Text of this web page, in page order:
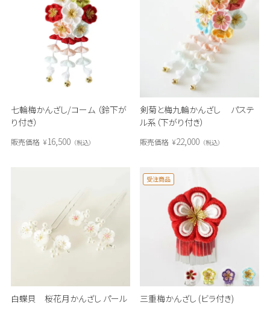
七輪梅かんざし/コーム （鈴下が
り付き）
販売価格 ¥16,500 税込
剣菊と梅九輪かんざし パステ
ル系（下がり付き）
販売価格 ¥22,000 税込
白蝶貝 桜花月かんざし パール 三重梅かんざし (ビラ付き)
受注商品